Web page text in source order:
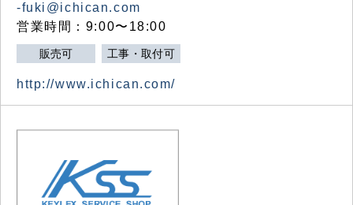
-fuki@ichican.com
営業時間：9:00〜18:00
販売可 工事・取付可
http://www.ichican.com/